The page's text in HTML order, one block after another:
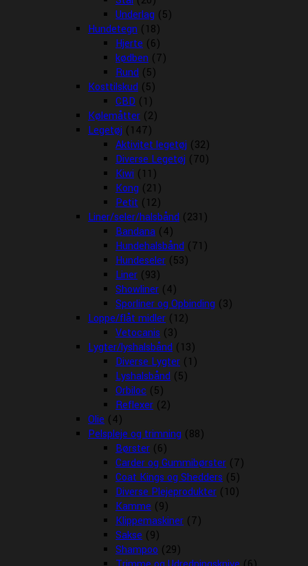
Underlag (5)
Hundetegn (18)
Hjerte (6)
kødben (7)
Rund (5)
Kosttilskud (5)
CBD (1)
Kølemåtter (2)
Legetøj (147)
Aktivitet legetøj (32)
Diverse Legetøj (70)
Kiwi (11)
Kong (21)
Petit (12)
Liner/seler/halsbånd (231)
Bandana (4)
Hundehalsbånd (71)
Hundeseler (53)
Liner (93)
Showliner (4)
Sporliner og Opbinding (3)
Loppe/flåt midler (12)
Vetocanis (3)
Lygter/lyshalsbånd (13)
Diverse Lygter (1)
Lyshalsbånd (5)
Orbiloc (5)
Reflexer (2)
Olie (4)
Pelspleje og trimning (88)
Børster (6)
Carder og Gummibørster (7)
Coat Kings og Shedders (5)
Diverse Plejeprodukter (10)
Kamme (9)
Klippemaskiner (7)
Sakse (9)
Shampoo (29)